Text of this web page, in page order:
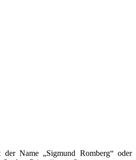
Name „Sigmund Romberg“ oder